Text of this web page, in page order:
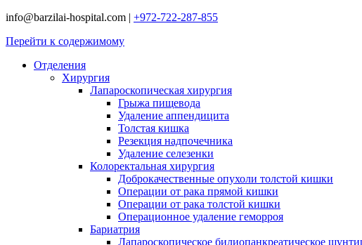
info@barzilai-hospital.com | +972-722-287-855
Перейти к содержимому
Отделения
Хирургия
Лапароскопическая хирургия
Грыжа пищевода
Удаление аппендицита
Толстая кишка
Резекция надпочечника
Удаление селезенки
Колоректальная хирургия
Доброкачественные опухоли толстой кишки
Операции от рака прямой кишки
Операции от рака толстой кишки
Операционное удаление геморроя
Бариатрия
Лапароскопическое билиопанкреатическое